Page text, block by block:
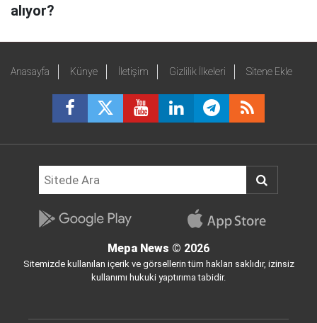
alıyor?
Anasayfa Künye İletişim Gizlilik İlkeleri Sitene Ekle
Mepa News © 2026
Sitemizde kullanılan içerik ve görsellerin tüm hakları saklıdır, izinsiz
kullanımı hukuki yaptırıma tabidir.